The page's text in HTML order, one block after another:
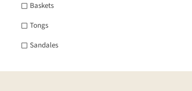
Baskets
Tongs
Sandales